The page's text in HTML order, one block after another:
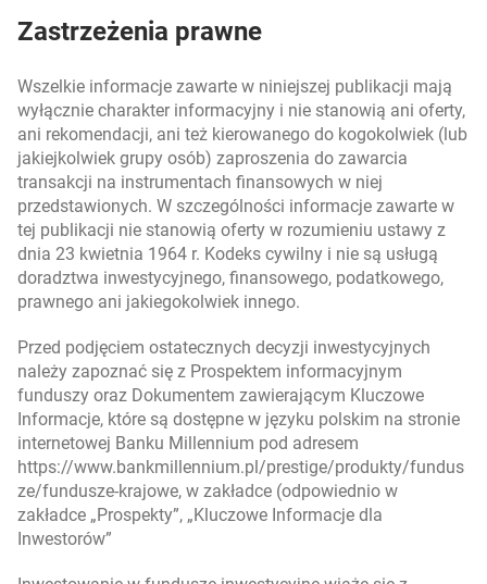
Zastrzeżenia prawne
Wszelkie informacje zawarte w niniejszej publikacji mają
wyłącznie charakter informacyjny i nie stanowią ani oferty,
ani rekomendacji, ani też kierowanego do kogokolwiek (lub
jakiejkolwiek grupy osób) zaproszenia do zawarcia
transakcji na instrumentach finansowych w niej
przedstawionych. W szczególności informacje zawarte w
tej publikacji nie stanowią oferty w rozumieniu ustawy z
dnia 23 kwietnia 1964 r. Kodeks cywilny i nie są usługą
doradztwa inwestycyjnego, finansowego, podatkowego,
prawnego ani jakiegokolwiek innego.
Przed podjęciem ostatecznych decyzji inwestycyjnych
należy zapoznać się z Prospektem informacyjnym
funduszy oraz Dokumentem zawierającym Kluczowe
Informacje, które są dostępne w języku polskim na stronie
internetowej Banku Millennium pod adresem
https://www.bankmillennium.pl/prestige/produkty/fundus
ze/fundusze-krajowe, w zakładce (odpowiednio w
zakładce „Prospekty”, „Kluczowe Informacje dla
Inwestorów”